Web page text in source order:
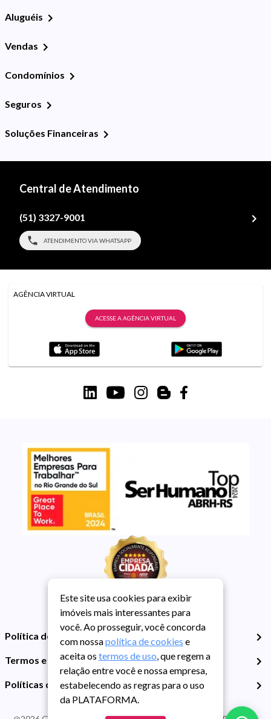
Aluguéis
Vendas
Condomínios
Seguros
Soluções Financeiras
Central de Atendimento
(51) 3327-9001
ATENDIMENTO VIA WHATSAPP
AGÊNCIA VIRTUAL
ACESSE A AGÊNCIA VIRTUAL
Política de Privacidade
Termos e Condições de Uso
Políticas de Cookies
Este site usa cookies para exibir
imóveis mais interessantes para
você. Ao prosseguir, você concorda
com nossapolítica de cookies e
aceita os termos de uso, que regem a
relação entre você e nossa empresa,
estabelecendo as regras para o uso
da PLATAFORMA.